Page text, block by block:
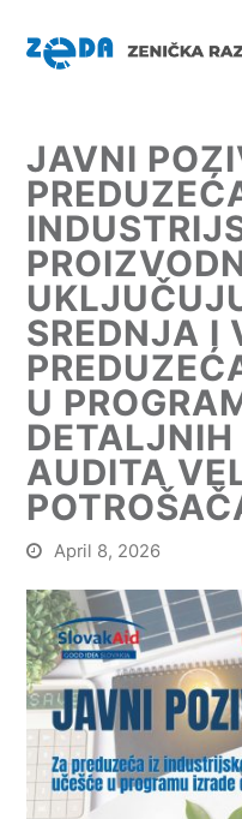
JAVNI
SREDNJA I
U
DETALJNIH
AUDITA
April 8, 2026